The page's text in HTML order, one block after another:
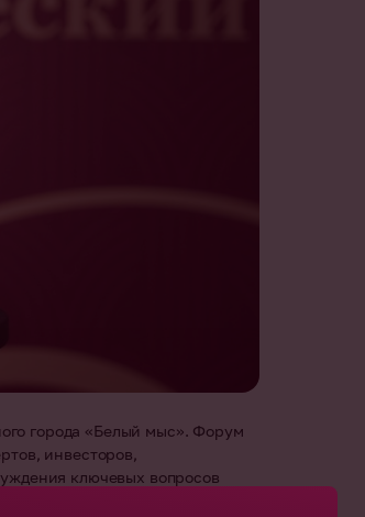
города «Белый мыс». Форум
инвесторов,
ключевых вопросов